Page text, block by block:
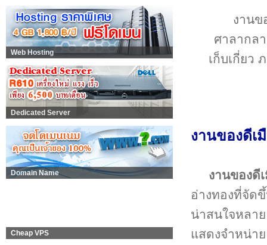
Web Hosting
Dedicated Server
Domain Name
Cheap VPS
งานข
ศาลากล
เก็บเกี่ยว
งานของดีเ
งานของดี
อ่างทองที่จัด
น่าสนใจหลา
แสดงจำหน่า